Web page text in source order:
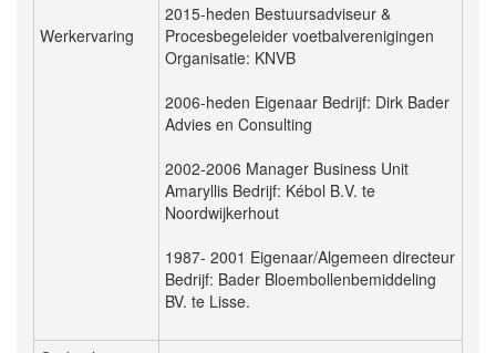
Werkervaring
2015-heden Bestuursadviseur &
Procesbegeleider voetbalverenigingen
Organisatie: KNVB
2006-heden Eigenaar Bedrijf: Dirk Bader
Advies en Consulting
2002-2006 Manager Business Unit
Amaryllis Bedrijf: Kébol B.V. te
Noordwijkerhout
1987- 2001 Eigenaar/Algemeen directeur
Bedrijf: Bader Bloembollenbemiddeling
BV. te Lisse.